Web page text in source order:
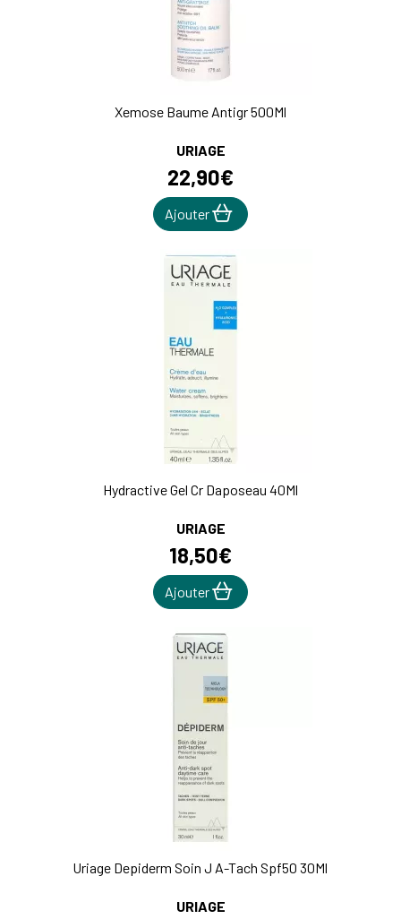
Xemose Baume Antigr 500Ml
URIAGE
22,90€
Ajouter
Hydractive Gel Cr Daposeau 40Ml
URIAGE
18,50€
Ajouter
Uriage Depiderm Soin J A-Tach Spf50 30Ml
URIAGE